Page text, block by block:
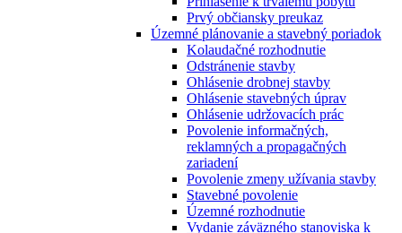
Prvý občiansky preukaz
Územné plánovanie a stavebný poriadok
Kolaudačné rozhodnutie
Odstránenie stavby
Ohlásenie drobnej stavby
Ohlásenie stavebných úprav
Ohlásenie udržovacích prác
Povolenie informačných,
reklamných a propagačných
zariadení
Povolenie zmeny užívania stavby
Stavebné povolenie
Územné rozhodnutie
Vydanie záväzného stanoviska k